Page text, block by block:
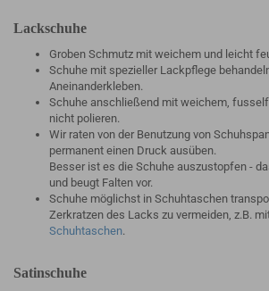
Lackschuhe
Groben Schmutz mit weichem und leicht
Schuhe mit spezieller Lackpflege
Aneinanderkleben.
Schuhe anschließend mit weichem,
nicht polieren.
Wir raten von der Benutzung von
permanent einen Druck ausüben.
Besser ist es die Schuhe auszustopfen -
und beugt Falten vor.
Schuhe möglichst in Schuhtaschen
Zerkratzen des Lacks zu vermeiden, z.B.
Schuhtaschen.
Satinschuhe